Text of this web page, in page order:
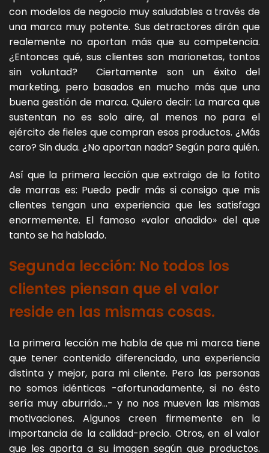
con modelos de negocio muy saludables a través de
una marca muy potente. Sus detractores dirán que
realemente no aportan más que su competencia.
¿Entonces qué, sus clientes son marionetas, tontos
sin voluntad? Ciertamente son un éxito del
marketing, pero basados en mucho más que una
buena gestión de marca. Quiero decir: La marca que
sustentan no es solo aire, al menos no para el
ejército de fieles que compran esos productos. ¿Más
caro? Sin duda. ¿No aportan nada? Según para quién.
Así que la primera lección que extraigo de la fotito
de marras es: Puedo pedir más si consigo que mis
clientes tengan una experiencia que les satisfaga
enormemente. El famoso «valor añadido» del que
tanto se ha hablado.
Segunda lección: No todos los
clientes piensan que el valor
reside en las mismas cosas.
La primera lección me habla de que mi marca tiene
que tener contenido diferenciado, una experiencia
distinta y mejor, para mi cliente. Pero las personas
no somos idénticas -afortunadamente, si no ésto
sería muy aburrido…- y no nos mueven las mismas
motivaciones. Algunos creen firmemente en la
importancia de la calidad-precio. Otros, en el valor
que les aporta a su imagen según que productos.